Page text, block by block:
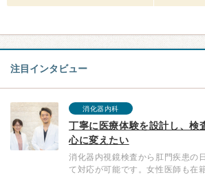
注目インタビュー
消化器内科
丁寧に医療体験を設計し、検
心に変えたい
消化器内視鏡検査から肛門疾患の
て対応が可能です。女性医師も在